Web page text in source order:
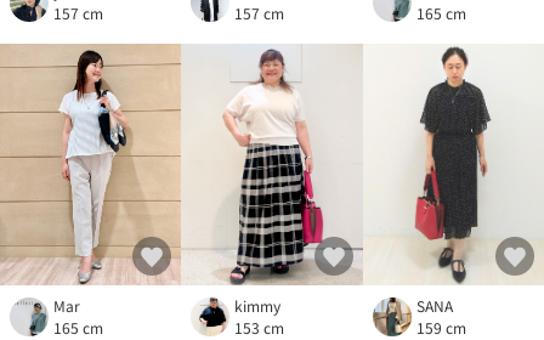
157 cm
157 cm
165 cm
Mar
165 cm
kimmy
153 cm
SANA
159 cm